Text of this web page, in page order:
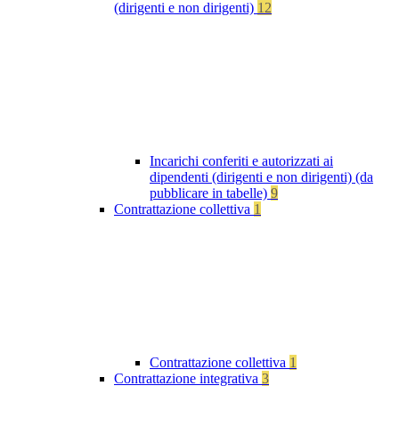
(dirigenti e non dirigenti) 12
Incarichi conferiti e autorizzati ai
dipendenti (dirigenti e non dirigenti) (da
pubblicare in tabelle) 9
Contrattazione collettiva 1
Contrattazione collettiva 1
Contrattazione integrativa 3